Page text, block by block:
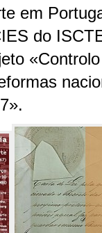
em
do